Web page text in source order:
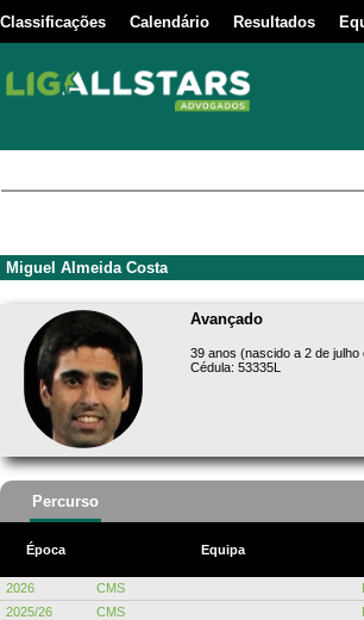
Classificações Calendário Resultados
Miguel Almeida Costa
Avançado
39 anos (nascido a 2 de julho
Cédula: 53335L
Percurso
Época Equipa
2026 CMS
2025/26
CMS